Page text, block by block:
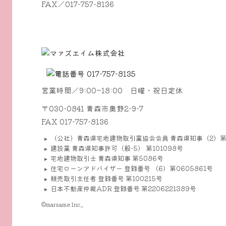
FAX／017-757-8136
営業時間／9:00~18:00 日曜・祝日定休
〒030-0841 青森市奥野2-9-7
FAX 017-757-8136
（公社）青森県宅地建物取引業協会会員 青森県知事（2）
建設業 青森県知事許可（般-5） 第101098号
宅地建物取引士 青森県知事 第5086号
住宅ローンアドバイザー 登録番号 （6）第0605861号
競売取引主任者 登録番号 第100215号
日本不動産仲裁ADR 登録番号 第2206221389号
©marsame Inc.,